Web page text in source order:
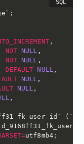
` ;
,
NOT NULL ,
NOT NULL ,
DEFAULT NULL,
NULL ,
NULL ,
,
` ( `
=utf8mb4;